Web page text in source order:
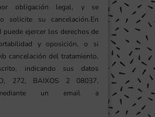
obligación legal, y se
solicite su cancelación.En
ejercer los derechos de
y oposición, o si
cancelación del tratamiento,
indicando sus datos
272, BAIXOS 2 08037,
un email a